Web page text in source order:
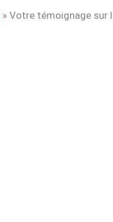
» Votre témoignage sur